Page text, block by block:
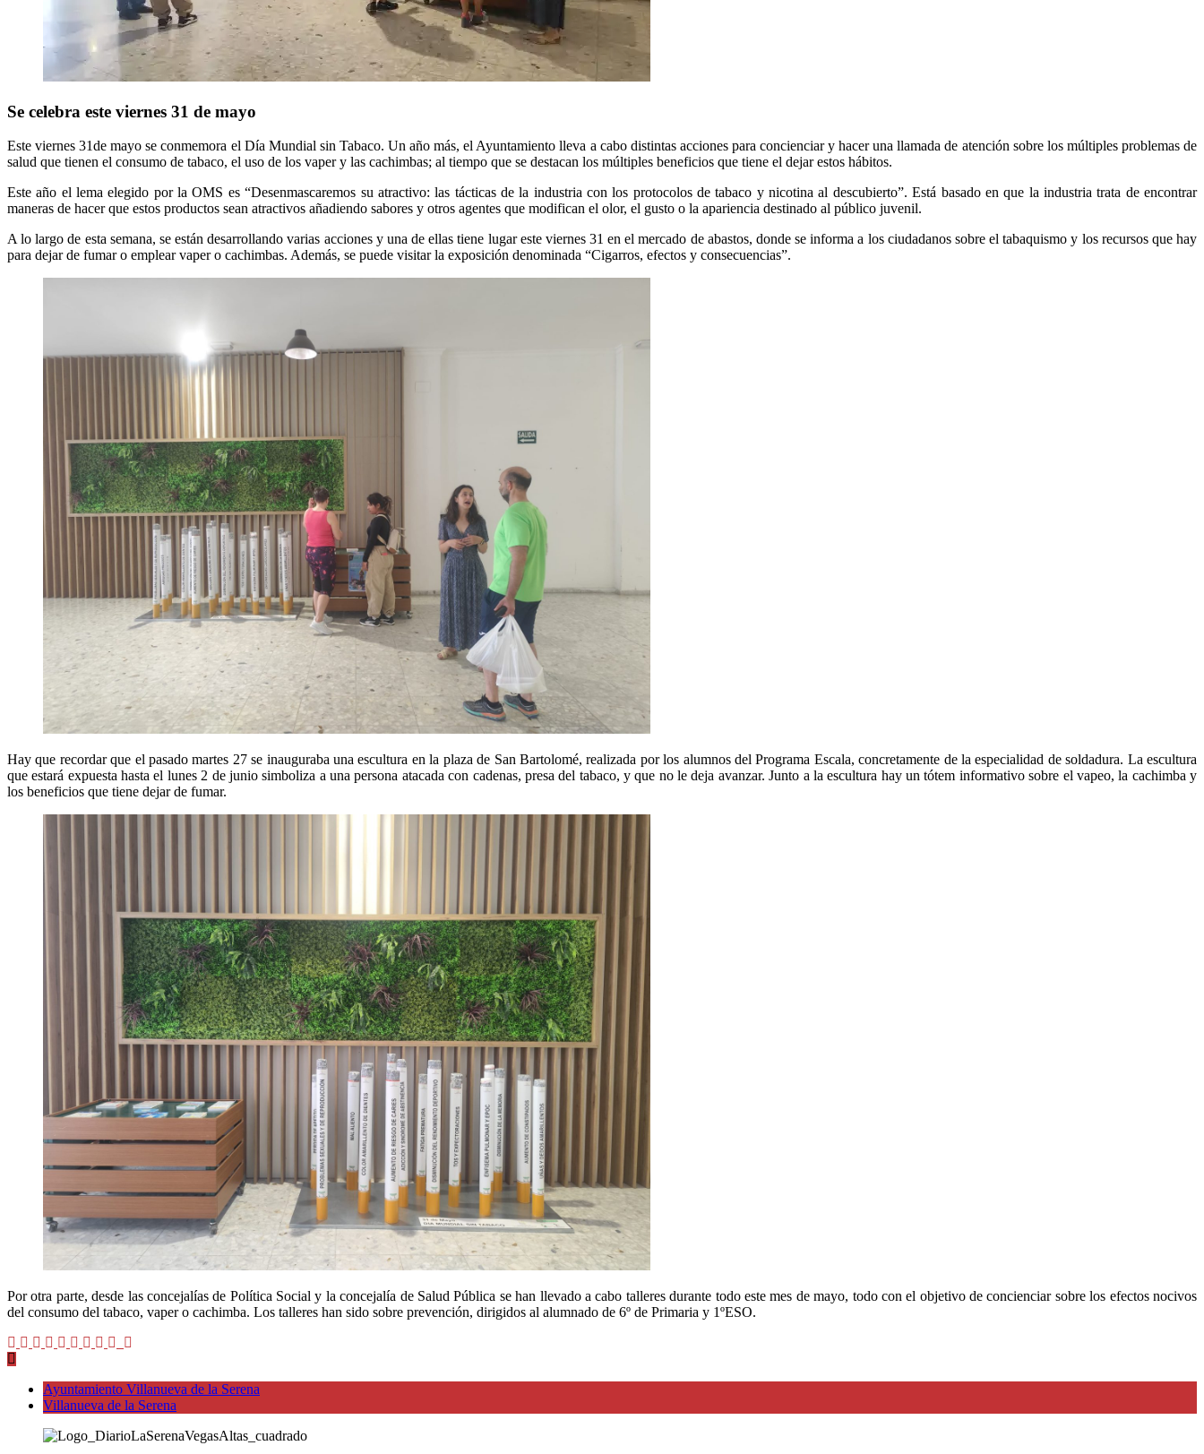
Se celebra este viernes 31 de mayo
Este viernes 31de mayo se conmemora el Día Mundial sin Tabaco. Un año más, el Ayuntamiento lleva a cabo distintas acciones para concienciar y hacer una llamada de atención sobre los múltiples problemas de
salud que tienen el consumo de tabaco, el uso de los vaper y las cachimbas; al tiempo que se destacan los múltiples beneficios que tiene el dejar estos hábitos.
Este año el lema elegido por la OMS es “Desenmascaremos su atractivo: las tácticas de la industria con los protocolos de tabaco y nicotina al descubierto”. Está basado en que la industria trata de encontrar
maneras de hacer que estos productos sean atractivos añadiendo sabores y otros agentes que modifican el olor, el gusto o la apariencia destinado al público juvenil.
A lo largo de esta semana, se están desarrollando varias acciones y una de ellas tiene lugar este viernes 31 en el mercado de abastos, donde se informa a los ciudadanos sobre el tabaquismo y los recursos que hay
para dejar de fumar o emplear vaper o cachimbas. Además, se puede visitar la exposición denominada “Cigarros, efectos y consecuencias”.
Hay que recordar que el pasado martes 27 se inauguraba una escultura en la plaza de San Bartolomé, realizada por los alumnos del Programa Escala, concretamente de la especialidad de soldadura. La escultura
que estará expuesta hasta el lunes 2 de junio simboliza a una persona atacada con cadenas, presa del tabaco, y que no le deja avanzar. Junto a la escultura hay un tótem informativo sobre el vapeo, la cachimba y
los beneficios que tiene dejar de fumar.
Por otra parte, desde las concejalías de Política Social y la concejalía de Salud Pública se han llevado a cabo talleres durante todo este mes de mayo, todo con el objetivo de concienciar sobre los efectos nocivos
del consumo del tabaco, vaper o cachimba. Los talleres han sido sobre prevención, dirigidos al alumnado de 6º de Primaria y 1ºESO.
Ayuntamiento Villanueva de la Serena
Villanueva de la Serena